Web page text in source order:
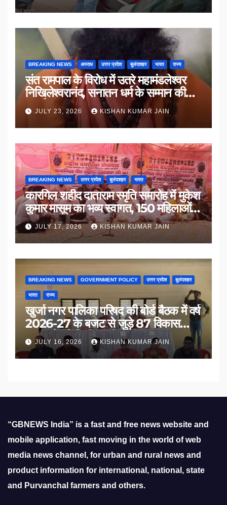
BREAKING NEWS अपराध उत्तर प्रदेश बुलंदशहर भारत राज्य
संत रामपाल के विरोध में उतरे महामंडलेश्वर
निखिलेश्वरानंद, सनातन धर्म के सम्मान की
उठाई मांग
JULY 23, 2026 KISHAN KUMAR JAIN
BREAKING NEWS उत्तर प्रदेश बुलंदशहर भारत
कारगिल शहीद दाताराम स्मृति समारोह में मुकेश
कुमार मासूम का भव्य स्वागत, 150 महिलाओं
का सम्मान
JULY 17, 2026 KISHAN KUMAR JAIN
BREAKING NEWS GOVERNMENT POLICY उत्तर प्रदेश बुलंदशहर
भारत राज्य
खुर्जा नगर पालिका परिषद की बोर्ड बैठक में वर्ष
2026-27 के बजट से जुड़े 87 विकास
प्रस्तावों को मिली मंजूरी
JULY 16, 2026 KISHAN KUMAR JAIN
“GBNEWS India” is a fast and free news website and
mobile application, fast moving in the world of web
media news channel, for urban and rural news and
product information for international, national, state
and Purvanchal farmers and others.